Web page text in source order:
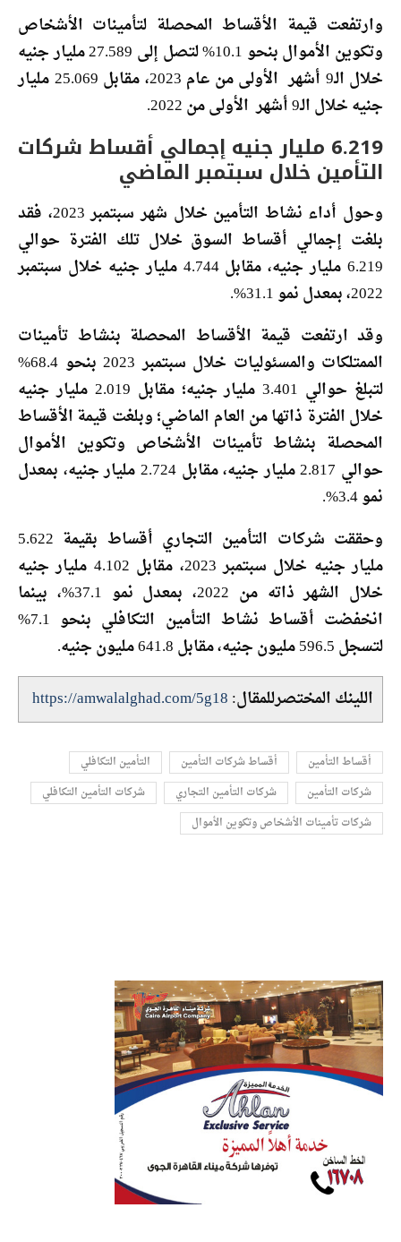
وارتفعت قيمة الأقساط المحصلة لتأمينات الأشخاص
وتكوين الأموال بنحو 10.1% لتصل إلى 27.589 مليار جنيه
خلال الـ9 أشهر الأولى من عام 2023، مقابل 25.069 مليار
جنيه خلال الـ9 أشهر الأولى من 2022.
6.219 مليار جنيه إجمالي أقساط شركات
التأمين خلال سبتمبر الماضي
وحول أداء نشاط التأمين خلال شهر سبتمبر 2023، فقد
بلغت إجمالي أقساط السوق خلال تلك الفترة حوالي
6.219 مليار جنيه، مقابل 4.744 مليار جنيه خلال سبتمبر
2022، بمعدل نمو 31.1%.
وقد ارتفعت قيمة الأقساط المحصلة بنشاط تأمينات
الممتلكات والمسئوليات خلال سبتمبر 2023 بنحو 68.4%
لتبلغ حوالي 3.401 مليار جنيه؛ مقابل 2.019 مليار جنيه
خلال الفترة ذاتها من العام الماضي؛ وبلغت قيمة الأقساط
المحصلة بنشاط تأمينات الأشخاص وتكوين الأموال
حوالي 2.817 مليار جنيه، مقابل 2.724 مليار جنيه، بمعدل
نمو 3.4%.
وحققت شركات التأمين التجاري أقساط بقيمة 5.622
مليار جنيه خلال سبتمبر 2023، مقابل 4.102 مليار جنيه
خلال الشهر ذاته من 2022، بمعدل نمو 37.1%، بينما
انخفضت أقساط نشاط التأمين التكافلي بنحو 7.1%
لتسجل 596.5 مليون جنيه، مقابل 641.8 مليون جنيه.
اللينك المختصرللمقال:https://amwalalghad.com/5g18
أقساط التأمين أقساط شركات التأمين
التأمين التكافلي
شركات التأمين
شركات التأمين التجاري
شركات التأمين التكافلي
شركات تأمينات الأشخاص وتكوين الأموال